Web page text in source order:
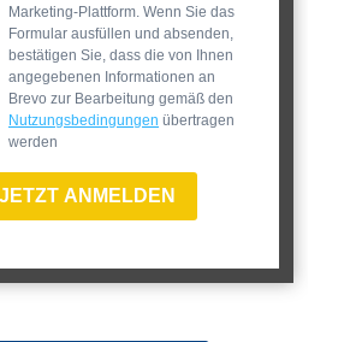
Marketing-Plattform. Wenn Sie das
Formular ausfüllen und absenden,
bestätigen Sie, dass die von Ihnen
angegebenen Informationen an
Brevo zur Bearbeitung gemäß den
Nutzungsbedingungen übertragen
werden
JETZT ANMELDEN